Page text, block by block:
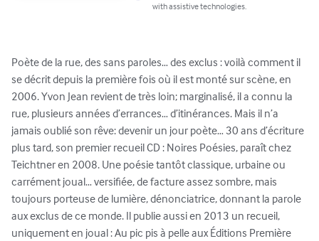
with assistive technologies.
Poète de la rue, des sans paroles… des exclus : voilà comment il
se décrit depuis la première fois où il est monté sur scène, en
2006. Yvon Jean revient de très loin; marginalisé, il a connu la
rue, plusieurs années d’errances… d’itinérances. Mais il n’a
jamais oublié son rêve: devenir un jour poète… 30 ans d’écriture
plus tard, son premier recueil CD : Noires Poésies, paraît chez
Teichtner en 2008. Une poésie tantôt classique, urbaine ou
carrément joual… versifiée, de facture assez sombre, mais
toujours porteuse de lumière, dénonciatrice, donnant la parole
aux exclus de ce monde. Il publie aussi en 2013 un recueil,
uniquement en joual : Au pic pis à pelle aux Éditions Première